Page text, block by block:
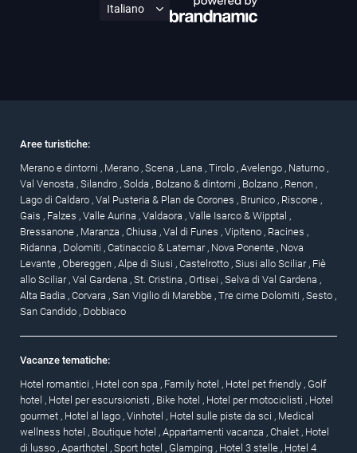
Aree turistiche:
Merano e dintorni , Merano , Scena , Lana , Tirolo , Avelengo , Naturno ,
Val Venosta , Silandro , Solda , Bolzano & dintorni , Bolzano , Renon ,
Lago di Caldaro , Val Pusteria & Plan de Corones , Brunico , Riscone ,
Gais , Falzes , Valle Aurina , Valdaora , Valle Isarco & Wipptal ,
Bressanone , Maranza , Chiusa , Val di Funes , Vipiteno , Racines ,
Ridanna , Dolomiti , Catinaccio & Latemar , Nova Ponente , Nova
Levante , Obereggen , Alpe di Siusi , Castelrotto , Siusi allo Sciliar , Fiè
allo Sciliar , Val Gardena , St. Cristina , Ortisei , Selva di Val Gardena ,
Alta Badia , Corvara , San Vigilio di Marebbe , Tre cime Dolomiti , Sesto ,
San Candido , Dobbiaco
Vacanze tematiche:
Hotel romantici , Hotel con spa , Family hotel , Hotel pet friendly , Golf
hotel , Hotel per escursionisti , Bike hotel , Hotel per motociclisti , Hotel
gourmet , Hotel al lago , Vinhotel , Hotel sulle piste da sci , Medical
wellness hotel , Boutique hotel , Appartamenti vacanza , Chalet , Hotel
di lusso , Aparthotel , Sport hotel , Glamping , Hotel 3 stelle , Hotel 4